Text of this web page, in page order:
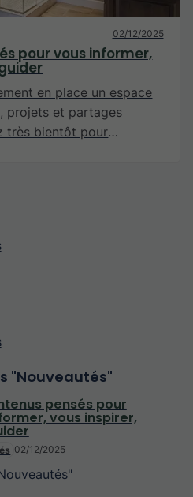
"Nouveautés"
02/12/2025
pensés pour
vous inspirer,
02/12/2025
pour vous informer,
en place un espace
projets et partages
très bientôt pour